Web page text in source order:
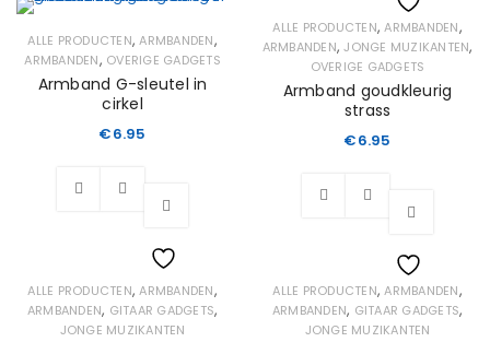
Wishlist
ALLE PRODUCTEN,ARMBANDEN,
ARMBANDEN, OVERIGE GADGETS
Armband G-sleutel in
cirkel
€6.95
Wishlist
ALLE PRODUCTEN,ARMBANDEN,
ARMBANDEN,JONGE MUZIKANTEN,
OVERIGE GADGETS
Armband goudkleurig
strass
€6.95
Wishlist
ALLE PRODUCTEN,ARMBANDEN,
ARMBANDEN, GITAAR GADGETS,
JONGE MUZIKANTEN
ALLE PRODUCTEN,ARMBANDEN,
ARMBANDEN, GITAAR GADGETS,
JONGE MUZIKANTEN